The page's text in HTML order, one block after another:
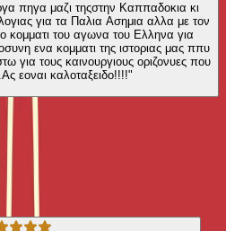
πηγα μαζι τηςστην Καππαδοκια κι
για τα Παλια Ασημια αλλα με τον
κομματι του αγωνα του Ελληνα για
ενα κομματι της ιστοριας μας ππυ
για τους καινουργιους οριζονυες που
εοναι καλοταξειδο!!!!"